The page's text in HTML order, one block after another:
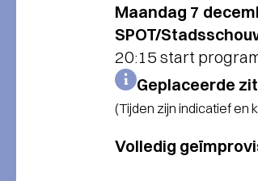
Maandag 7
SPOT/
20:15 start
Geplaceerde
(Tijden zijn indicatief en
Volledig